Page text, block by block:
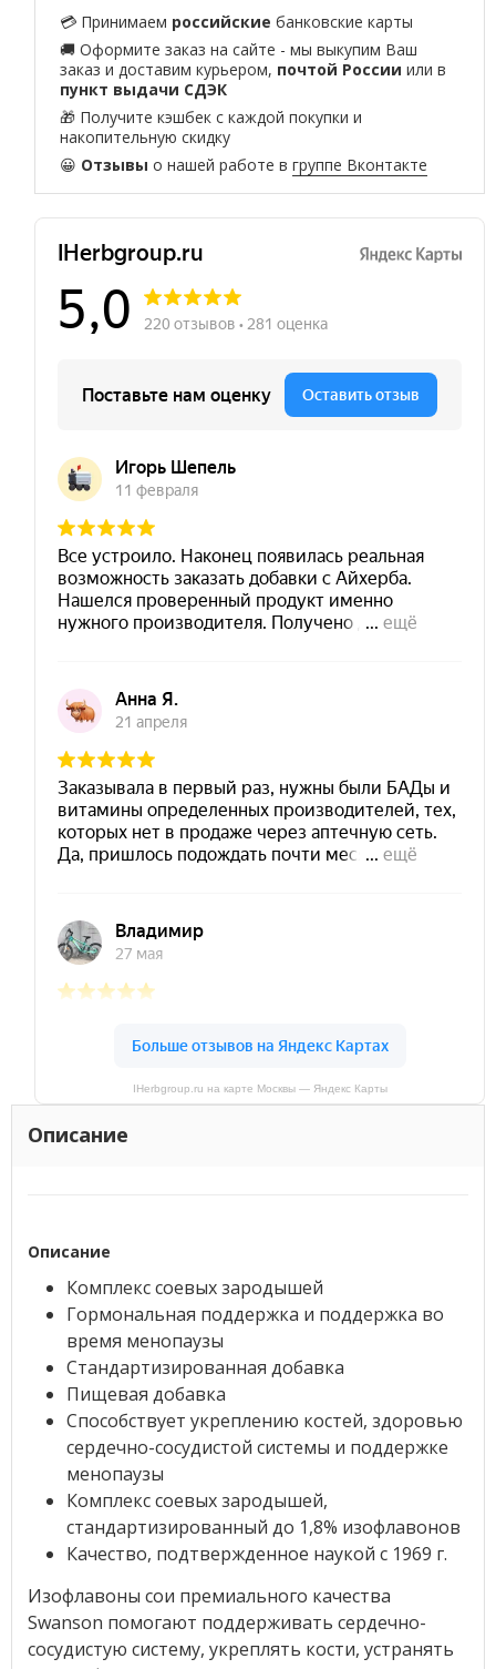
💳 Принимаем российские банковские карты
🚚 Оформите заказ на сайте - мы выкупим Ваш
заказ и доставим курьером, почтой России или в
пункт выдачи СДЭК
🎁 Получите кэшбек с каждой покупки и
накопительную скидку
😀 Отзывы о нашей работе вгруппе Вконтакте
IHerbgroup.ru на карте Москвы — Яндекс Карты
Описание
Описание
Комплекс соевых зародышей
Гормональная поддержка и поддержка во
время менопаузы
Стандартизированная добавка
Пищевая добавка
Способствует укреплению костей, здоровью
сердечно-сосудистой системы и поддержке
менопаузы
Комплекс соевых зародышей,
стандартизированный до 1,8% изофлавонов
Качество, подтвержденное наукой с 1969 г.
Изофлавоны сои премиального качества
Swanson помогают поддерживать сердечно-
сосудистую систему, укреплять кости, устранять